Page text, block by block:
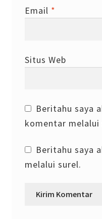
Email *
Situs Web
Beritahu saya
komentar melalui
Beritahu saya
melalui surel.